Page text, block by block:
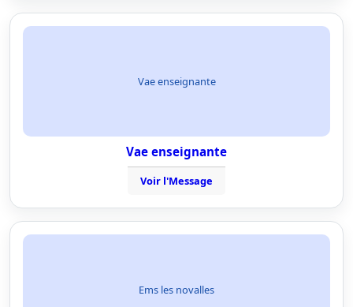
Vae enseignante
Vae enseignante
Voir l'Message
Ems les novalles